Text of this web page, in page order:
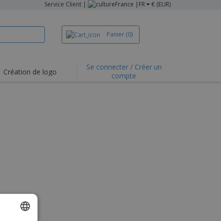
Service Client | France | FR € (EUR)
Panier (0)
Création de logo
Se connecter / Créer un
compte